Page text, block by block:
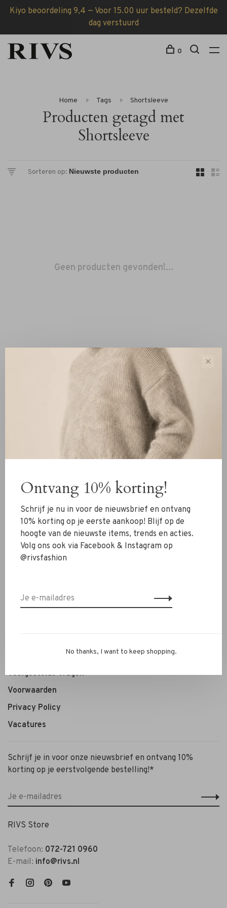
Kiyo beoordeling 9,4 — Voor 15.00 uur besteld? Dezelfde
dag verstuurd
0
Home Tags Shortsleeve
Producten getagd met
Shortsleeve
Sorteren op:
Geen producten gevonden!...
Toon 1 - 0 van 0
Schoenen
Sieraden
Accessoires
SALE
Contact
Personal Styling / Private Shopping
Veelgestelde vragen
Voorwaarden
Privacy Policy
Vacatures
Schrijf je in voor onze nieuwsbrief en ontvang 10%
korting op je eerstvolgende bestelling!*
RIVS Store
Telefoon: 072-721 0960
E-mail: info@rivs.nl
✕
Ontvang 10% korting!
Schrijf je nu in voor de nieuwsbrief en ontvang
10% korting op je eerste aankoop! Blijf op de
hoogte van de nieuwste items, trends en acties.
Volg ons ook via Facebook & Instagram op
@rivsfashion
No thanks, I want to keep shopping.